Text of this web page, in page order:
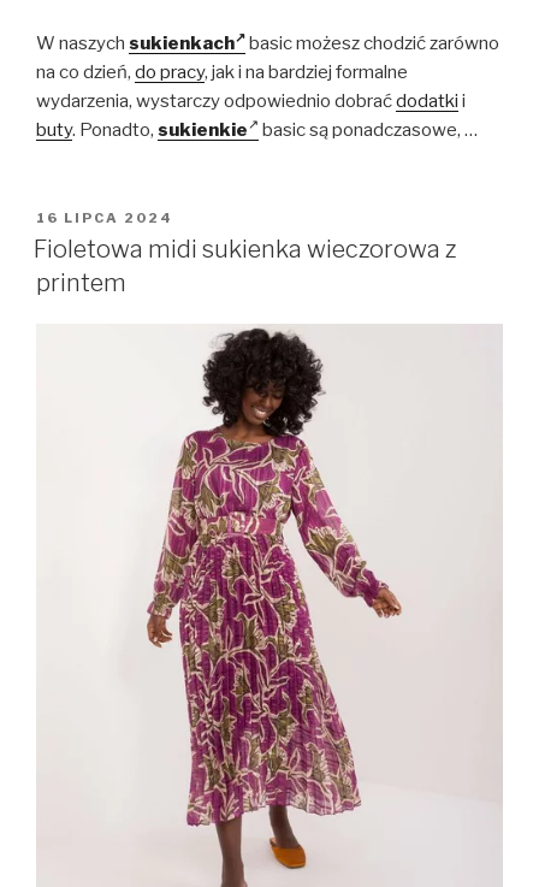
W naszych sukienkach
basic możesz chodzić zarówno
na co dzień, do pracy, jak i na bardziej formalne
wydarzenia, wystarczy odpowiednio dobraćdodatki i
buty. Ponadto, sukienkie basic są ponadczasowe, …
OPUBLIKOWANE
W
16 LIPCA 2024
Fioletowa midi sukienka wieczorowa z
printem